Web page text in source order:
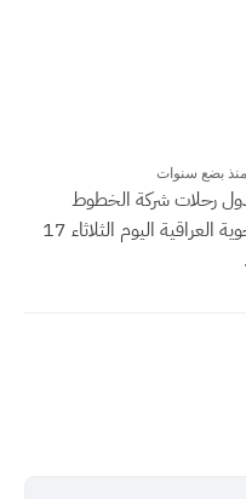
منذ بضع سنوات
رحلات شركة الخطوط
الجوية العراقية اليوم الثلاثاء 17